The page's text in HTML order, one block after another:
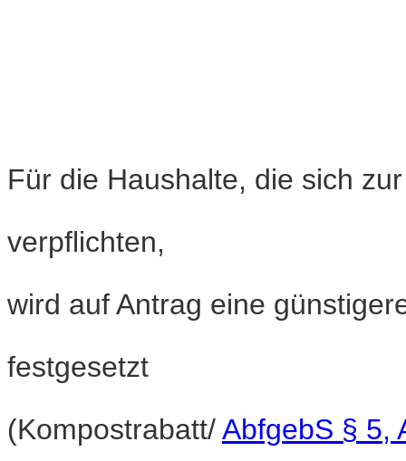
Für die Haushalte, die sich
verpflichten,
wird auf Antrag eine
festgesetzt
(Kompostrabatt/AbfgebS § 5,